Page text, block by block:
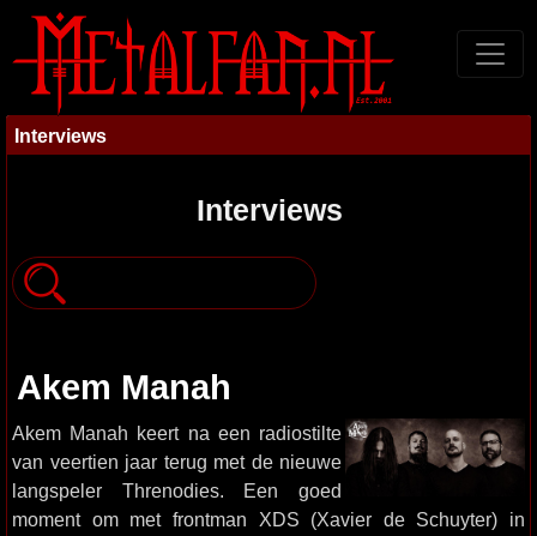
Interviews
Interviews
Akem Manah
Akem Manah keert na een radiostilte
van veertien jaar terug met de nieuwe
langspeler Threnodies. Een goed
moment om met frontman XDS (Xavier de Schuyter) in